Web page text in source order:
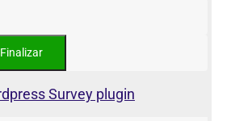
Survey plugin